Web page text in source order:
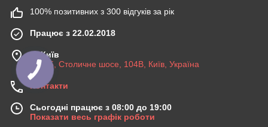
100% позитивних з 300 відгуків за рік
Працює з 22.02.2018
м. Київ
03045, Столичне шосе, 104B, Київ, Україна
Контакти
Сьогодні працює з 08:00 до 19:00
Показати весь графік роботи